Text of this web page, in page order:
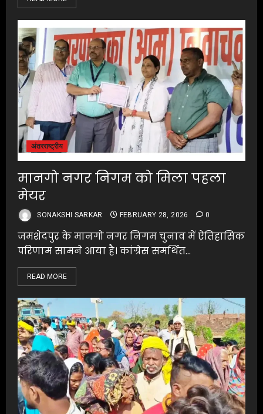
अंतरराष्ट्रीय
मानगो नगर निगम को मिला पहला
मेयर
SONAKSHI SARKAR FEBRUARY 28, 2026 0
जमशेदपुर के मानगो नगर निगम चुनाव में ऐतिहासिक
परिणाम सामने आया है। कांग्रेस समर्थित...
READ MORE